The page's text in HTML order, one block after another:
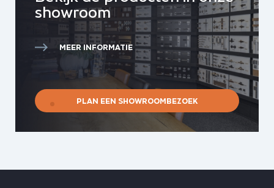
showroom
MEER INFORMATIE
PLAN EEN SHOWROOMBEZOEK